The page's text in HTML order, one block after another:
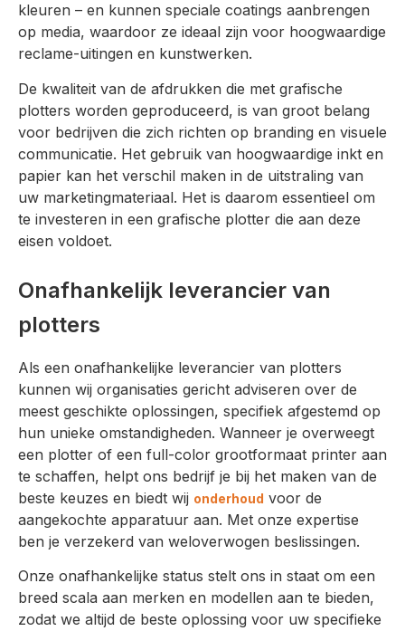
kleuren – en kunnen speciale coatings aanbrengen
op media, waardoor ze ideaal zijn voor hoogwaardige
reclame-uitingen en kunstwerken.
De kwaliteit van de afdrukken die met grafische
plotters worden geproduceerd, is van groot belang
voor bedrijven die zich richten op branding en visuele
communicatie. Het gebruik van hoogwaardige inkt en
papier kan het verschil maken in de uitstraling van
uw marketingmateriaal. Het is daarom essentieel om
te investeren in een grafische plotter die aan deze
eisen voldoet.
Onafhankelijk leverancier van
plotters
Als een onafhankelijke leverancier van plotters
kunnen wij organisaties gericht adviseren over de
meest geschikte oplossingen, specifiek afgestemd op
hun unieke omstandigheden. Wanneer je overweegt
een plotter of een full-color grootformaat printer aan
te schaffen, helpt ons bedrijf je bij het maken van de
beste keuzes en biedt wij onderhoud voor de
aangekochte apparatuur aan. Met onze expertise
ben je verzekerd van weloverwogen beslissingen.
Onze onafhankelijke status stelt ons in staat om een
breed scala aan merken en modellen aan te bieden,
zodat we altijd de beste oplossing voor uw specifieke